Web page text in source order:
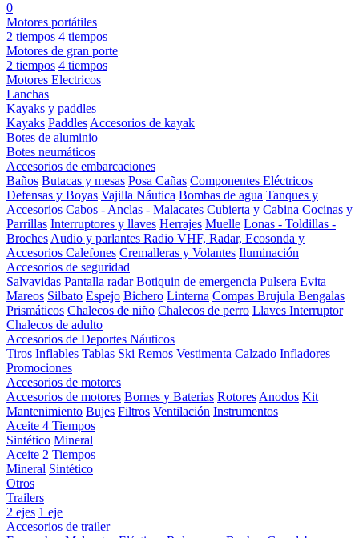
0
Motores portátiles
2 tiempos 4 tiempos
Motores de gran porte
2 tiempos 4 tiempos
Motores Electricos
Lanchas
Kayaks y paddles
Kayaks Paddles Accesorios de kayak
Botes de aluminio
Botes neumáticos
Accesorios de embarcaciones
Baños Butacas y mesas Posa Cañas Componentes Eléctricos
Defensas y Boyas Vajilla Náutica Bombas de agua Tanques y
Accesorios Cabos - Anclas - Malacates Cubierta y Cabina Cocinas y
Parrillas Interruptores y llaves Herrajes Muelle Lonas - Toldillas -
Broches Audio y parlantes Radio VHF, Radar, Ecosonda y
Accesorios Calefones Cremalleras y Volantes Iluminación
Accesorios de seguridad
Salvavidas Pantalla radar Botiquin de emergencia Pulsera Evita
Mareos Silbato Espejo Bichero Linterna Compas Brujula Bengalas
Prismáticos Chalecos de niño Chalecos de perro Llaves Interruptor
Chalecos de adulto
Accesorios de Deportes Náuticos
Tiros Inflables Tablas Ski Remos Vestimenta Calzado Infladores
Promociones
Accesorios de motores
Accesorios de motores Bornes y Baterias Rotores Anodos Kit
Mantenimiento Bujes Filtros Ventilación Instrumentos
Aceite 4 Tiempos
Sintético Mineral
Aceite 2 Tiempos
Mineral Sintético
Otros
Trailers
2 ejes 1 eje
Accesorios de trailer